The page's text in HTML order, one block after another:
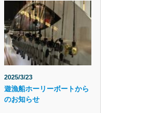
2025/3/23
遊漁船ホーリーボートから
のお知らせ